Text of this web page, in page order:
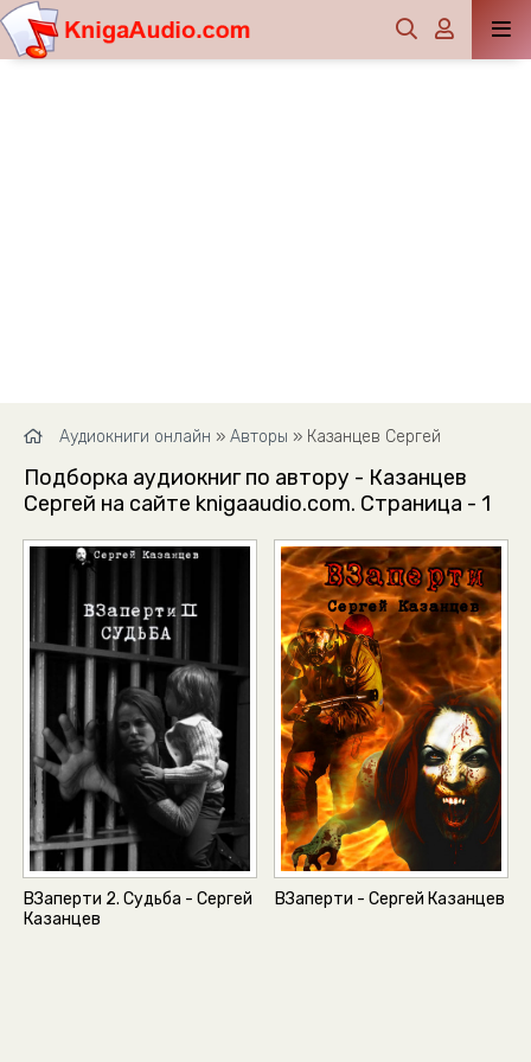
Аудиокниги онлайн » Авторы » Казанцев Сергей
Подборка аудиокниг по автору - Казанцев
Сергей на сайте knigaaudio.com. Страница - 1
ВЗаперти 2. Судьба - Сергей
Казанцев
ВЗаперти - Сергей Казанцев